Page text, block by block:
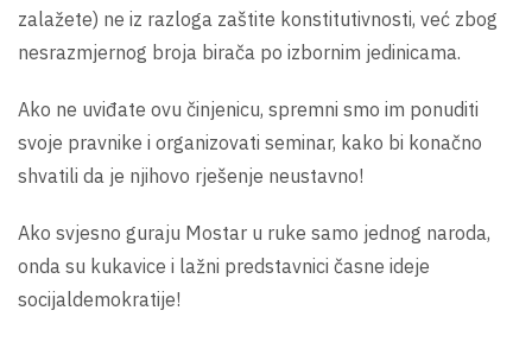
zalažete) ne iz razloga zaštite konstitutivnosti, već zbog
nesrazmjernog broja birača po izbornim jedinicama.
Ako ne uviđate ovu činjenicu, spremni smo im ponuditi
svoje pravnike i organizovati seminar, kako bi konačno
shvatili da je njihovo rješenje neustavno!
Ako svjesno guraju Mostar u ruke samo jednog naroda,
onda su kukavice i lažni predstavnici časne ideje
socijaldemokratije!